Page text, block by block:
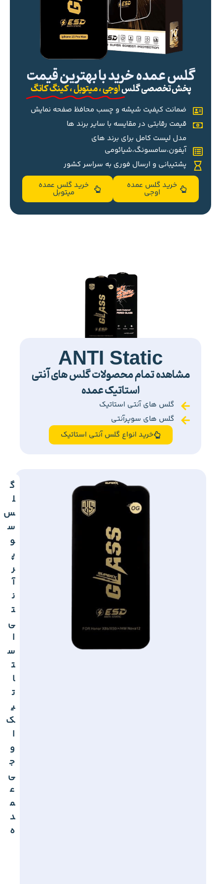
گلس عمده خرید با بهترین قیمت
پخش تخصصی گلساوجی ، میتوبل ، کینگ کانگ
ضمانت کیفیت شیشه و چسب محافظ صفحه نمایش
قیمت رقابتی در مقایسه با سایر برند ها
مدل لیست کامل برای برند های
آیفون،سامسونگ،شیائومی
پشتیبانی و ارسال فوری به سراسر کشور
خرید گلس عمده
اوجی
خرید گلس عمده
میتوبل
ANTI Static
مشاهده تمام محصولات گلس های آنتی
استاتیک عمده
گلس های آنتی استاتیک
گلس های سوپرآنتی
خرید انواع گلس آنتی استاتیک
گ
ل
س
س
و
پ
ر
آ
ن
ت
ی
ا
س
ت
ا
ت
ی
ک
ا
و
ج
ی
ع
م
د
ه